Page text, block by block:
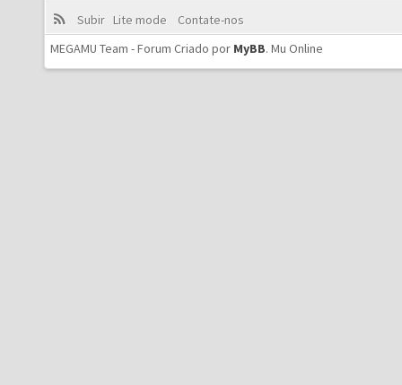
Subir Lite mode
Contate-nos
MEGAMU Team - Forum Criado por MyBB. Mu Online